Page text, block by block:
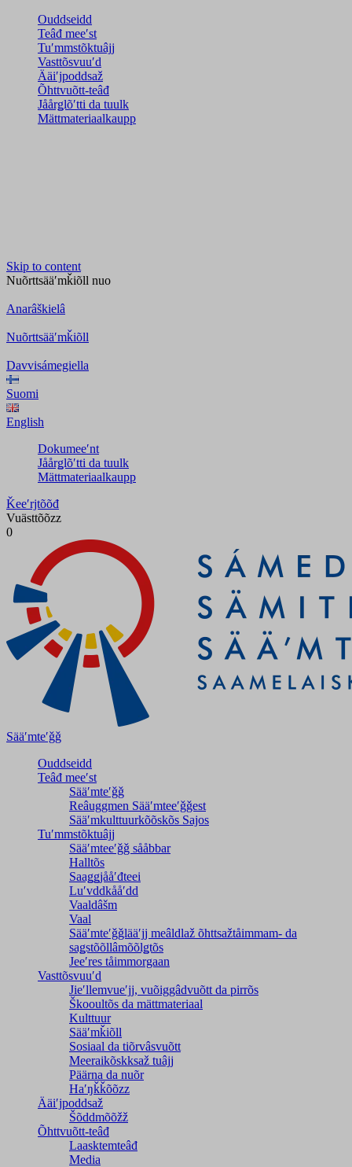
Ouddseidd
Teâđ meeʹst
Tuʹmmstõktuâjj
Vasttõsvuuʹd
Ääiʹjpoddsaž
Õhttvuõtt-teâđ
Jåårǥlõʹtti da tuulk
Mättmateriaalkaupp
Skip to content
Nuõrttsääʹmǩiõll nuo
Anarâškielâ
Nuõrttsääʹmǩiõll
Davvisámegiella
Suomi
English
Dokumeeʹnt
Jåårǥlõʹtti da tuulk
Mättmateriaalkaupp
Ǩeeʹrjtõõđ
Vuästtõõzz
0
Sääʹmteʹǧǧ
Ouddseidd
Teâđ meeʹst
Sääʹmteʹǧǧ
Reâuggmen Sääʹmteeʹǧǧest
Sääʹmkulttuurkõõskõs Sajos
Tuʹmmstõktuâjj
Sääʹmteeʹǧǧ sååbbar
Halltõs
Saaǥǥjååʹđteei
Luʹvddkååʹdd
Vaaldâšm
Vaal
Sääʹmteʹǧǧlääʹjj meâldlaž õhttsažtåimmam- da
saǥstõõllâmõõlǥtõs
Jeeʹres tåimmorgaan
Vasttõsvuuʹd
Jieʹllemvueʹjj, vuõiggâdvuõtt da pirrõs
Škooultõs da mättmateriaal
Kulttuur
Sääʹmǩiõll
Sosiaal da tiõrvâsvuõtt
Meeraikõskksaž tuâjj
Päärna da nuõr
Haʹŋǩǩõõzz
Ääiʹjpoddsaž
Šõddmõõžž
Õhttvuõtt-teâđ
Laasktemteâđ
Media